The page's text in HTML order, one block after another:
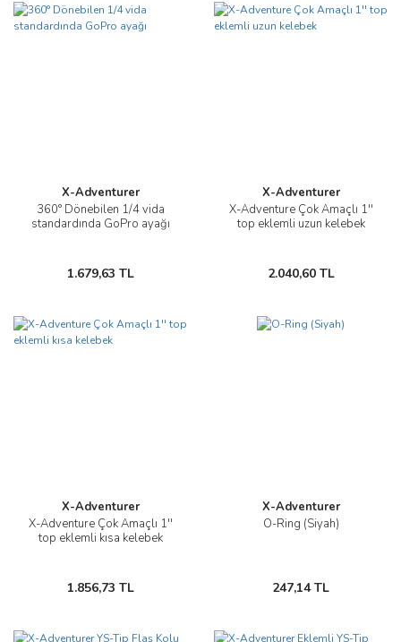
X-Adventurer
360° Dönebilen 1/4 vida
standardında GoPro ayağı
1.679,63 TL
X-Adventurer
X-Adventure Çok Amaçlı 1''
top eklemli uzun kelebek
2.040,60 TL
X-Adventurer
X-Adventure Çok Amaçlı 1''
top eklemli kısa kelebek
1.856,73 TL
X-Adventurer
O-Ring (Siyah)
247,14 TL